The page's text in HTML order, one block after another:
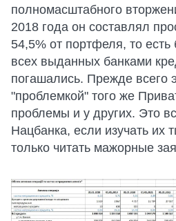
полномасштабного
2018 года он составлял
54,5% от портфеля, то
всех выданных банками
погашались. Прежде всего
"проблемкой" того же
проблемы и у других. Это
Нацбанка, если изучать их
только читать мажорные